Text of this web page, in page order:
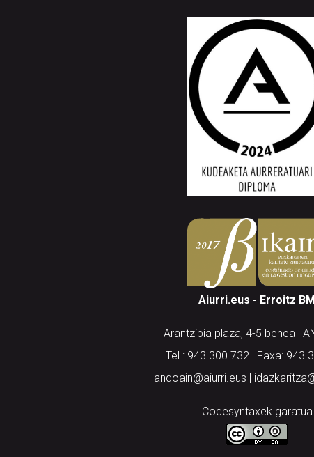
Aiurri.eus - Erroitz BM
Arantzibia plaza, 4-5 behea |
Tel.: 943 300 732 | Faxa: 943
andoain@aiurri.eus |
Codesyntaxek garatua